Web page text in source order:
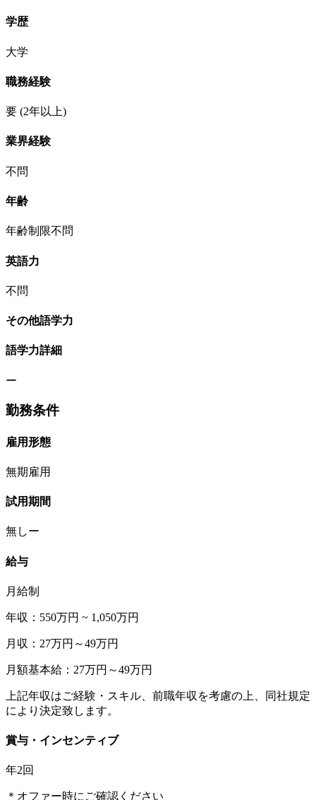
学歴
大学
職務経験
要 (2年以上)
業界経験
不問
年齢
年齢制限不問
英語力
不問
その他語学力
語学力詳細
ー
勤務条件
雇用形態
無期雇用
試用期間
無しー
給与
月給制
年収：550万円 ~ 1,050万円
月収：27万円～49万円
月額基本給：27万円～49万円
上記年収はご経験・スキル、前職年収を考慮の上、同社規定
により決定致します。
賞与・インセンティブ
年2回
＊オファー時にご確認ください